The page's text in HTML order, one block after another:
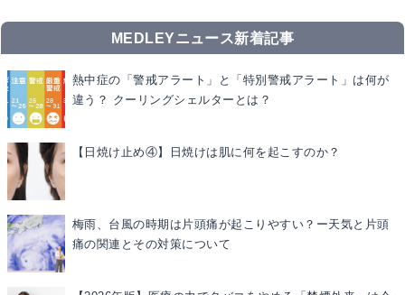
MEDLEYニュース新着記事
熱中症の「警戒アラート」と「特別警戒アラート」は何が
違う？ クーリングシェルターとは？
【日焼け止め④】日焼けは肌に何を起こすのか？
梅雨、台風の時期は片頭痛が起こりやすい？ー天気と片頭
痛の関連とその対策について